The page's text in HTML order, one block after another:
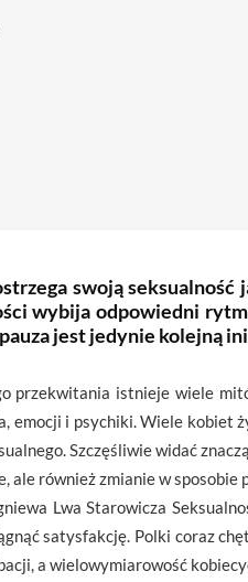
swoją
wybija odpowiedni
jest jedynie kolejną
przekwitania istnieje wiele
emocji i psychiki. Wiele kobiet
Szczęśliwie widać
ale również zmianie w sposobie
Lwa Starowicza
satysfakcję. Polki coraz
a wielowymiarowość